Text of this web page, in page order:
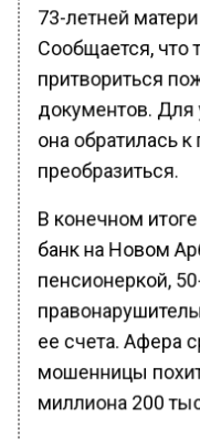
73-летней
Сообщается, что
притвориться
документов.
она обратилась
преобразиться.
В конечном
банк на Новом
пенсионеркой,
ее счета. Афера
мошенницы
миллиона 200